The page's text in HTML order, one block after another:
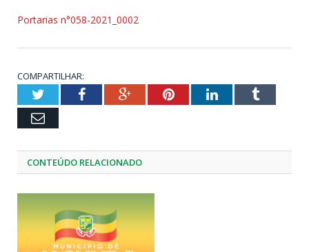
Portarias n°058-2021_0002
COMPARTILHAR:
TwitterFacebookGoogle+PinterestLinkedInTumblr
Email
CONTEÚDO RELACIONADO